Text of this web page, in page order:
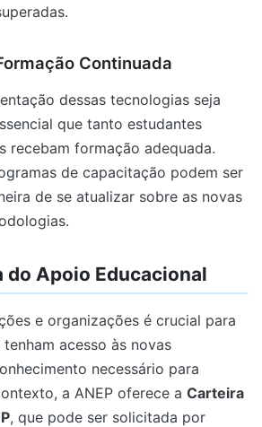
Continuada
dessas tecnologias seja
que tanto estudantes
recebam formação adequada.
de capacitação podem ser
de se atualizar sobre as novas
Apoio Educacional
e organizações é crucial para
acesso às novas
necessário para
a ANEP oferece a Carteira
, que pode ser solicitada por